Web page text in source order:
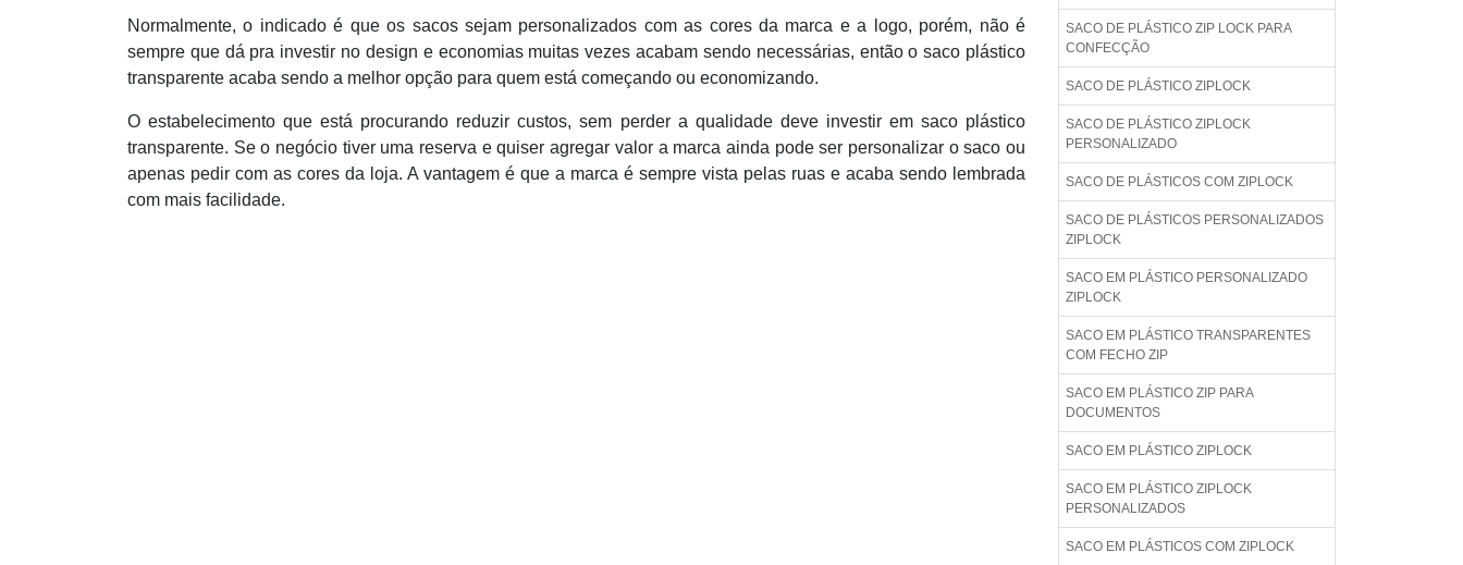
Normalmente, o indicado é que os sacos sejam personalizados com as cores da marca e a logo, porém, não é
sempre que dá pra investir no design e economias muitas vezes acabam sendo necessárias, então o saco plástico
transparente acaba sendo a melhor opção para quem está começando ou economizando.
O estabelecimento que está procurando reduzir custos, sem perder a qualidade deve investir em saco plástico
transparente. Se o negócio tiver uma reserva e quiser agregar valor a marca ainda pode ser personalizar o saco ou
apenas pedir com as cores da loja. A vantagem é que a marca é sempre vista pelas ruas e acaba sendo lembrada
com mais facilidade.
SACO DE PLÁSTICO ZIP LOCK PARA
CONFECÇÃO
SACO DE PLÁSTICO ZIPLOCK
SACO DE PLÁSTICO ZIPLOCK
PERSONALIZADO
SACO DE PLÁSTICOS COM ZIPLOCK
SACO DE PLÁSTICOS PERSONALIZADOS
ZIPLOCK
SACO EM PLÁSTICO PERSONALIZADO
ZIPLOCK
SACO EM PLÁSTICO TRANSPARENTES
COM FECHO ZIP
SACO EM PLÁSTICO ZIP PARA
DOCUMENTOS
SACO EM PLÁSTICO ZIPLOCK
SACO EM PLÁSTICO ZIPLOCK
PERSONALIZADOS
SACO EM PLÁSTICOS COM ZIPLOCK